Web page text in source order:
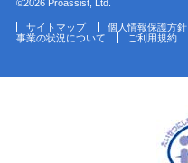
©2026 Proassist, Ltd.
サイトマップ 個人情報保護方針
事業の状況について
ご利用規約